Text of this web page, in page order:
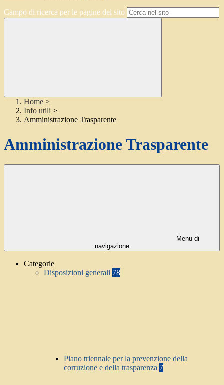
Campo di ricerca per le pagine del sito
Home >
Info utili >
Amministrazione Trasparente
Amministrazione Trasparente
Menu di
navigazione
Categorie
Disposizioni generali 78
Piano triennale per la prevenzione della
corruzione e della trasparenza 7